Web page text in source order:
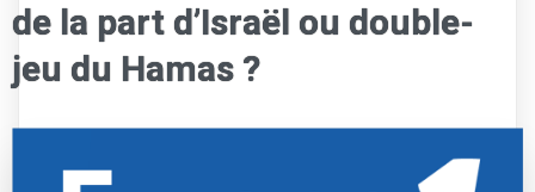
de la part d’Israël ou double-
jeu du Hamas ?